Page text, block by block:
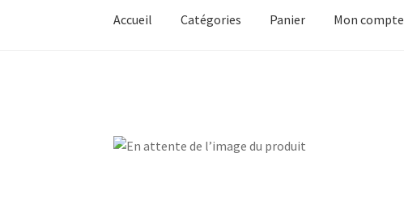
Accueil Catégories Panier Mon compte